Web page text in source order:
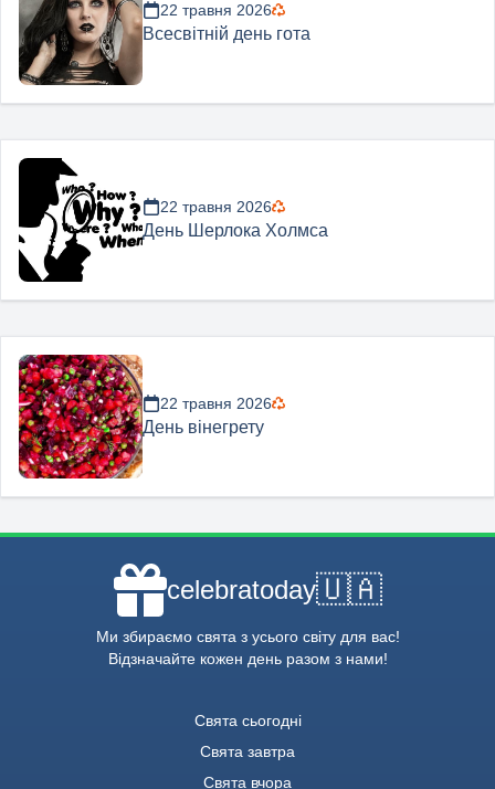
22 травня 2026
Всесвітній день гота
22 травня 2026
День Шерлока Холмса
22 травня 2026
День вінегрету
celebratoday🇺🇦
Ми збираємо свята з усього світу для вас!
Відзначайте кожен день разом з нами!
Свята сьогодні
Свята завтра
Свята вчора